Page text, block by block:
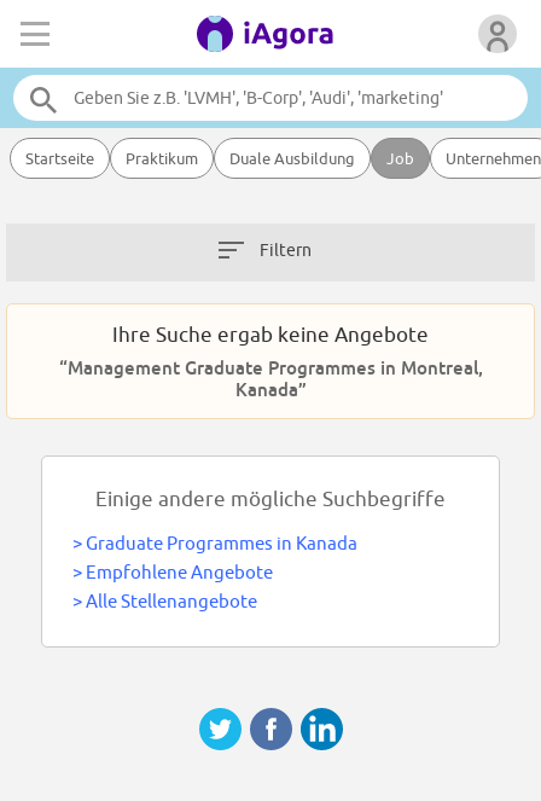
Startseite Praktikum Duale Ausbildung Job Unternehmen
Filtern
Ihre Suche ergab keine Angebote
“Management Graduate Programmes in Montreal,
Kanada”
Einige andere mögliche Suchbegriffe
> Graduate Programmes in Kanada
> Empfohlene Angebote
>Alle Stellenangebote